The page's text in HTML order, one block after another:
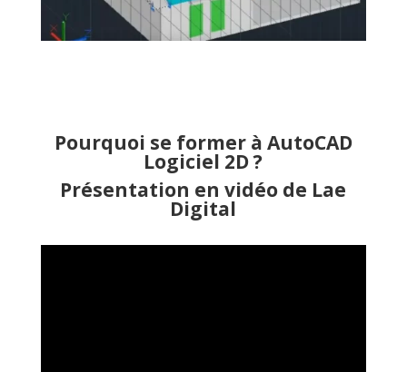
Pourquoi se former à AutoCAD
Logiciel 2D ?
Présentation en vidéo de Lae
Digital